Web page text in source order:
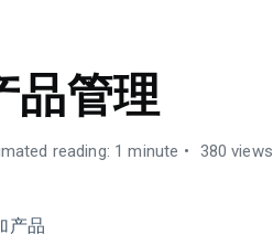
品管理
reading: 1 minute 380 views
产品